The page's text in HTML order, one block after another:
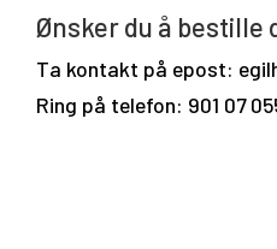
Ønsker du å bestille
Ta kontakt på epost:
Ring på telefon: 901 07